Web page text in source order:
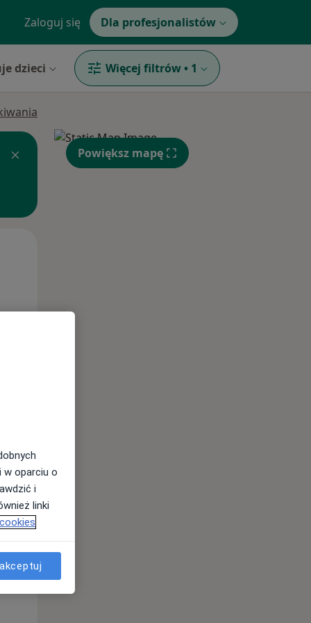
Zaloguj się Dla profesjonalistów
dzieci Więcej filtrów • 1
Śr,
12 Sie
Powiększ mapę
w oparciu o
i
linki